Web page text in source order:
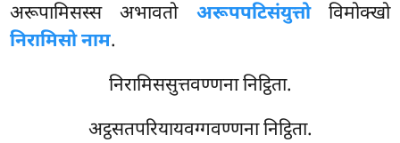
अरूपामिसस्स अभावतो अरूपपटिसंयुत्तोविमोक्खो
निरामिसो नाम.
निरामिससुत्तवण्णना निट्ठिता.
अट्ठसतपरियायवग्गवण्णना निट्ठिता.